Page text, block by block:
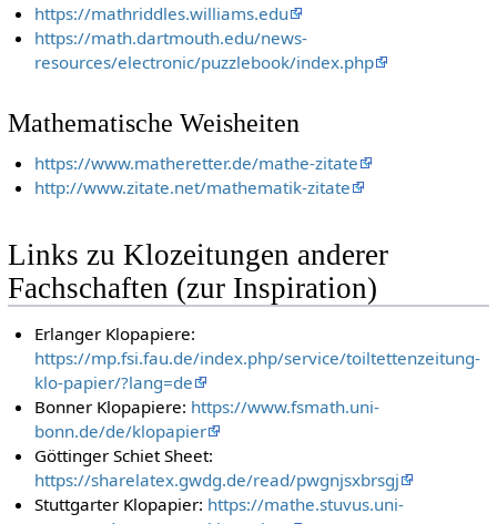
https://mathriddles.williams.edu
https://math.dartmouth.edu/news-
resources/electronic/puzzlebook/index.php
Mathematische Weisheiten
https://www.matheretter.de/mathe-zitate
http://www.zitate.net/mathematik-zitate
Links zu Klozeitungen anderer
Fachschaften (zur Inspiration)
Erlanger Klopapiere:
https://mp.fsi.fau.de/index.php/service/toiltettenzeitung-
klo-papier/?lang=de
Bonner Klopapiere: https://www.fsmath.uni-
bonn.de/de/klopapier
Göttinger Schiet Sheet:
https://sharelatex.gwdg.de/read/pwgnjsxbrsgj
Stuttgarter Klopapier: https://mathe.stuvus.uni-